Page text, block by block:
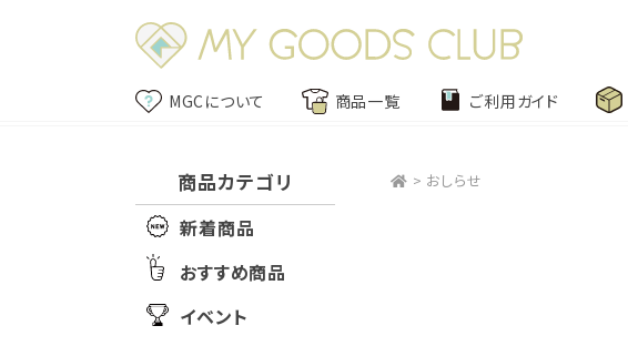
MGCについて 商品一覧 ご利用ガイド
商品カテゴリ
新着商品
おすすめ商品
イベント
> おしらせ